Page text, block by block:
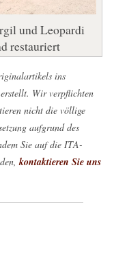
und Leopardi
restauriert
ins
Wir verpflichten
nicht die völlige
aufgrund des
Sie auf die ITA-
kontaktieren Sie uns